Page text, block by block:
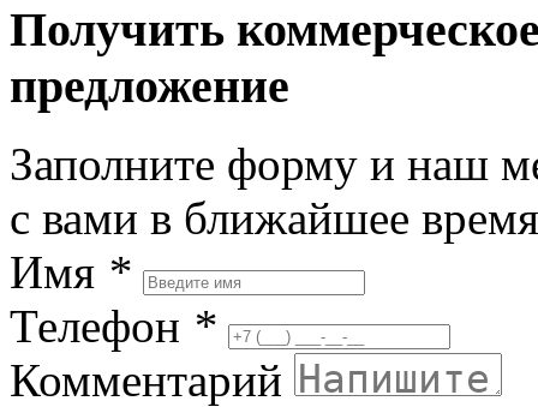
Получить
предложение
Заполните форму и наш
с вами в ближайшее время
Имя *
Телефон *
Комментарий